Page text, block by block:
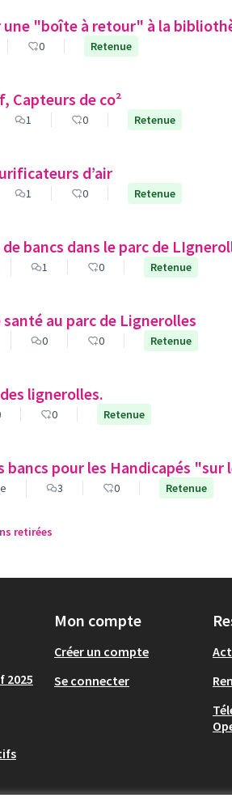
"boîte à retour" à la
0 Retenue
Capteurs de co²
1 0 Retenue
d’air
1 0 Retenue
bancs dans le parc de
1 0 Retenue
au parc de Lignerolles
0 0 Retenue
lignerolles.
0 Retenue
pour les Handicapés "sur
3 0 Retenue
retirées
2025
Mon compte
Créer un compte
Se connecter